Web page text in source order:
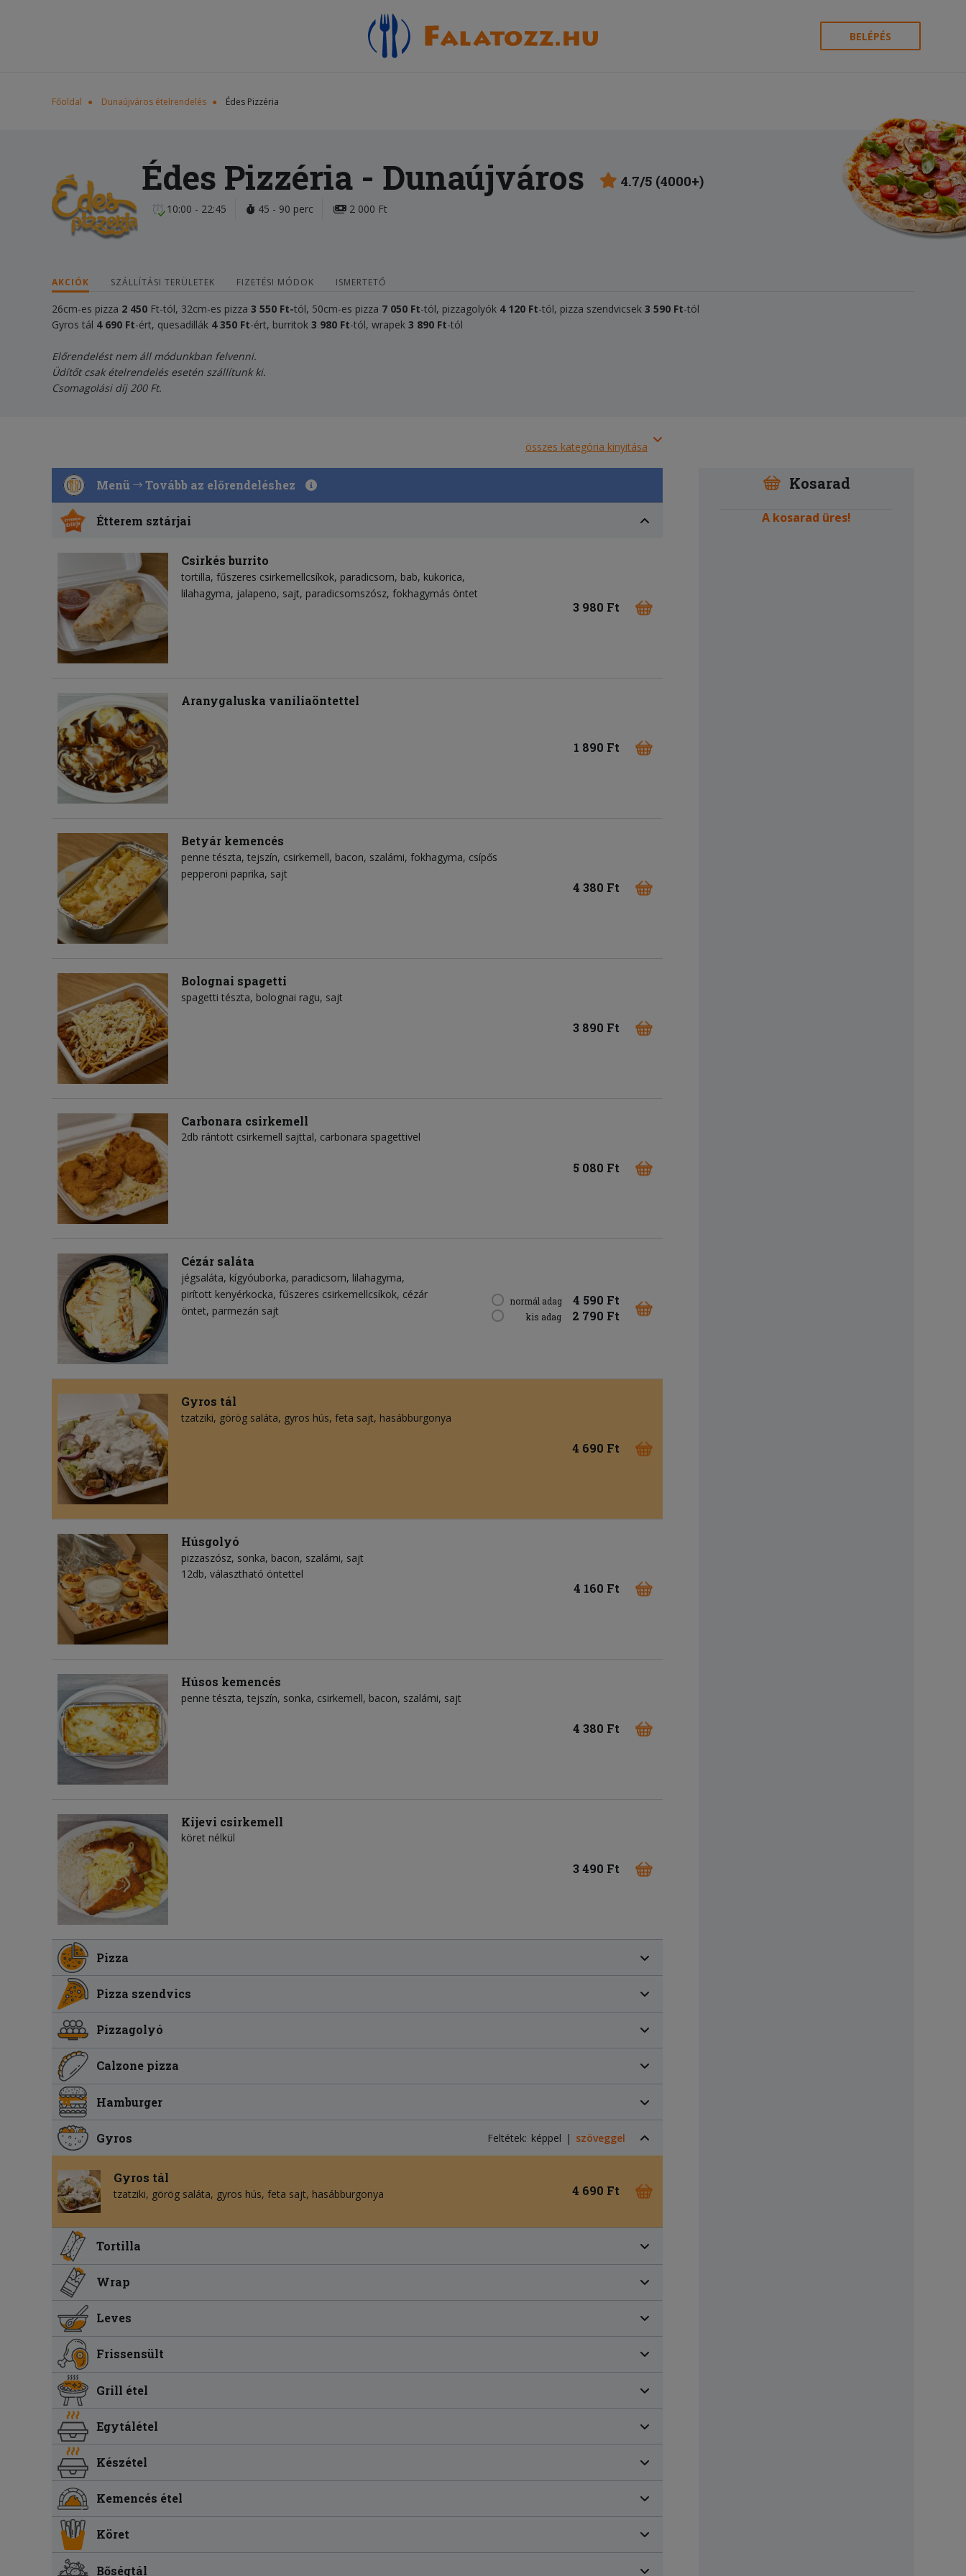
BELÉPÉS
Főoldal Dunaújváros ételrendelés Édes Pizzéria
Édes Pizzéria - Dunaújváros 4.7/5 (4000+)
10:00 - 22:45 45 - 90 perc 2 000 Ft
AKCIÓK SZÁLLÍTÁSI TERÜLETEK FIZETÉSI MÓDOK ISMERTETŐ
26cm-es pizza 2 450 Ft-tól, 32cm-es pizza 3 550 Ft-tól, 50cm-es pizza 7 050 Ft-tól, pizzagolyók 4 120 Ft-tól, pizza szendvicsek 3 590 Ft-tól
Gyros tál 4 690 Ft-ért, quesadillák 4350 Ft-ért, burritok 3 980 Ft-tól, wrapek 3 890 Ft-tól
Előrendelést nem áll módunkban felvenni.
Üdítőt csak ételrendelés esetén szállítunk ki.
Csomagolási díj 200 Ft.
összes kategória kinyitása
Menü Tovább az előrendeléshez
Étterem sztárjai
Csirkés burrito
tortilla fűszeres csirkemellcsíkok paradicsom bab kukorica
lilahagyma jalapeno sajt paradicsomszósz fokhagymás öntet
3 980 Ft
Aranygaluska vaníliaöntettel
1 890 Ft
Betyár kemencés
penne tészta tejszín csirkemell bacon szalámi fokhagyma csípős
pepperoni paprika sajt
4 380 Ft
Bolognai spagetti
spagetti tészta bolognai ragu sajt
3 890 Ft
Carbonara csirkemell
2db rántott csirkemell sajttal, carbonara spagettivel
5 080 Ft
Cézár saláta
jégsaláta kígyóuborka paradicsom lilahagyma
pirított kenyérkocka fűszeres csirkemellcsíkok cézár
öntet parmezán sajt
normál adag 4 590 Ft
kis adag 2 790 Ft
Gyros tál
tzatziki görög saláta gyros hús feta sajt hasábburgonya
4 690 Ft
Húsgolyó
pizzaszósz sonka bacon szalámi sajt
12db, választható öntettel
4 160 Ft
Húsos kemencés
penne tészta tejszín sonka csirkemell bacon szalámi sajt
4 380 Ft
Kijevi csirkemell
köret nélkül
3 490 Ft
Pizza
Pizza szendvics
Pizzagolyó
Calzone pizza
Hamburger
Gyros Feltétek: képpel szöveggel
Gyros tál
tzatziki görög saláta gyros hús feta sajt hasábburgonya 4 690 Ft
Tortilla
Wrap
Leves
Frissensült
Grill étel
Egytálétel
Készétel
Kemencés étel
Köret
Bőségtál
Kosarad
A kosarad üres!